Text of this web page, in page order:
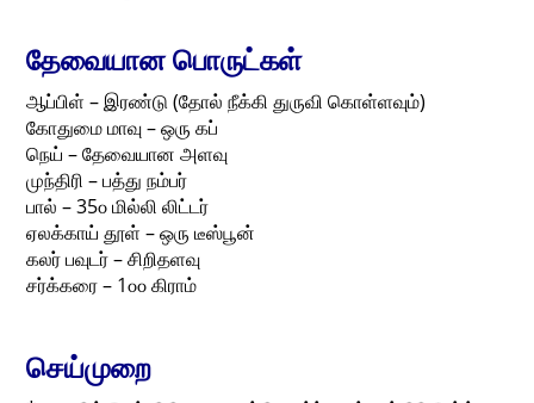
தேவையான பொருட்கள்
ஆப்பிள் – இரண்டு (தோல் நீக்கி துருவி கொள்ளவும்)
கோதுமை மாவு – ஒரு கப்
நெய் – தேவையான அளவு
முந்திரி – பத்து நம்பர்
பால் – 35௦ மில்லி லிட்டர்
ஏலக்காய் தூள் – ஒரு டீஸ்பூன்
கலர் பவுடர் – சிறிதளவு
சர்க்கரை – 1௦௦ கிராம்
செய்முறை